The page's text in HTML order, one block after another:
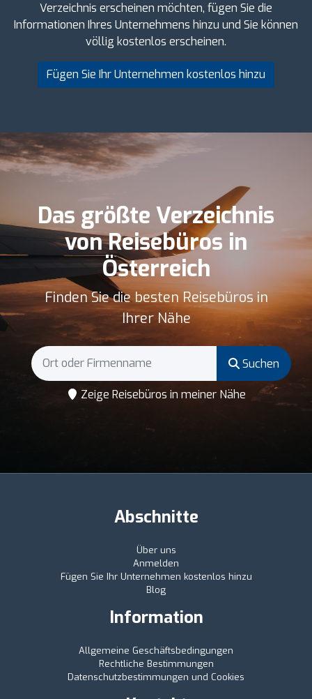
Verzeichnis erscheinen möchten, fügen Sie die
Informationen Ihres Unternehmens hinzu und Sie können
völlig kostenlos erscheinen.
Fügen Sie Ihr Unternehmen kostenlos hinzu
Das größte Verzeichnis
von Reisebüros in
Österreich
Finden Sie die besten Reisebüros in
Ihrer Nähe
Suchen
Zeige Reisebüros in meiner Nähe
Abschnitte
Über uns
Anmelden
Fügen Sie Ihr Unternehmen kostenlos hinzu
Blog
Information
Allgemeine Geschäftsbedingungen
Rechtliche Bestimmungen
Datenschutzbestimmungen und Cookies